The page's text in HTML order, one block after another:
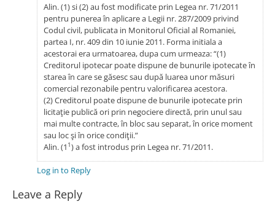
Alin. (1) si (2) au fost modificate prin Legea nr. 71/2011
pentru punerea în aplicare a Legii nr. 287/2009 privind
Codul civil, publicata in Monitorul Oficial al Romaniei,
partea I, nr. 409 din 10 iunie 2011. Forma initiala a
acestorai era urmatoarea, dupa cum urmeaza: “(1)
Creditorul ipotecar poate dispune de bunurile ipotecate în
starea în care se găsesc sau după luarea unor măsuri
comercial rezonabile pentru valorificarea acestora.
(2) Creditorul poate dispune de bunurile ipotecate prin
licitaţie publică ori prin negociere directă, prin unul sau
mai multe contracte, în bloc sau separat, în orice moment
sau loc şi în orice condiţii.”
Alin. (1 1) a fost introdus prin Legea nr. 71/2011.
Log in to Reply
Leave a Reply